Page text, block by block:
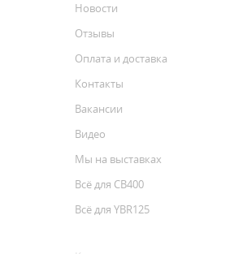
Новости
Отзывы
Оплата и доставка
Контакты
Вакансии
Видео
Мы на выставках
Всё для CB400
Всё для YBR125